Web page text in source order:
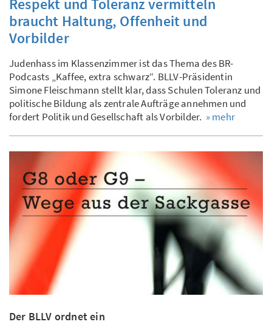
Respekt und Toleranz vermitteln
braucht Haltung, Offenheit und
Vorbilder
Judenhass im Klassenzimmer ist das Thema des BR-
Podcasts „Kaffee, extra schwarz“. BLLV-Präsidentin
Simone Fleischmann stellt klar, dass Schulen Toleranz und
politische Bildung als zentrale Aufträge annehmen und
fordert Politik und Gesellschaft als Vorbilder. » mehr
Der BLLV ordnet ein